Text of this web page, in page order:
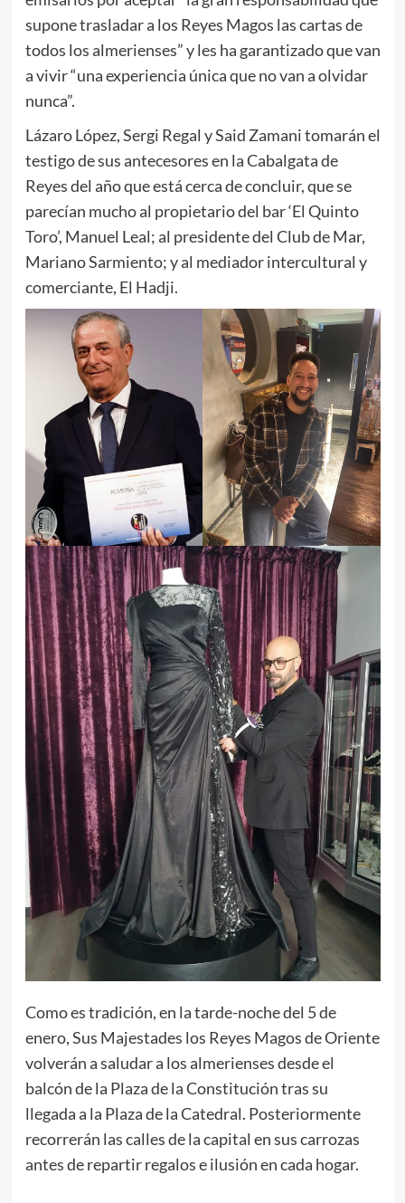
supone trasladar a los Reyes Magos las cartas de
todos los almerienses” y les ha garantizado que van
a vivir “una experiencia única que no van a olvidar
nunca”.
Lázaro López, Sergi Regal y Said Zamani tomarán el
testigo de sus antecesores en la Cabalgata de
Reyes del año que está cerca de concluir, que se
parecían mucho al propietario del bar ‘El Quinto
Toro’, Manuel Leal;al presidente del Club de Mar,
Mariano Sarmiento; y al mediador intercultural y
comerciante, El Hadji.
Como es tradición, en la tarde-noche del 5 de
enero, Sus Majestades los Reyes Magos de Oriente
volverán a saludar a los almerienses desde el
balcón de la Plaza de la Constitución tras su
llegada a la Plaza de la Catedral. Posteriormente
recorrerán las calles de la capital en sus carrozas
antes de repartir regalos e ilusión en cada hogar.